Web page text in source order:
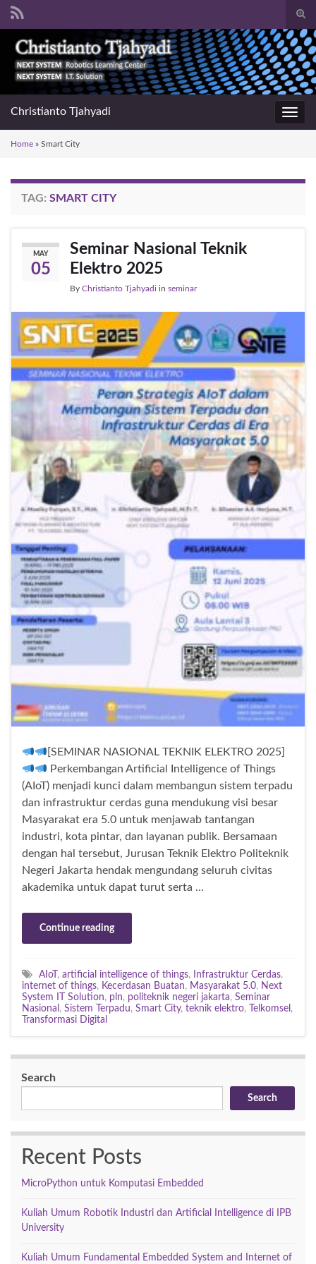
form
Search for:
Christianto Tjahyadi
Home » Smart City
TAG: SMART CITY
MAY
05
Seminar Nasional Teknik
Elektro 2025
By Christianto Tjahyadi in seminar
[SEMINAR NASIONAL TEKNIK ELEKTRO 2025]
Perkembangan Artificial Intelligence of Things
(AIoT) menjadi kunci dalam membangun sistem terpadu
dan infrastruktur cerdas guna mendukung visi besar
Masyarakat era 5.0 untuk menjawab tantangan
industri, kota pintar, dan layanan publik. Bersamaan
dengan hal tersebut, Jurusan Teknik Elektro Politeknik
Negeri Jakarta hendak mengundang seluruh civitas
akademika untuk dapat turut serta …
Continue reading
AIoT , artificial intelligence of things, Infrastruktur Cerdas,
internet of things, Kecerdasan Buatan, Masyarakat 5.0, Next
System IT Solution, pln, politeknik negeri jakarta, Seminar
Nasional , Sistem Terpadu, Smart City, teknik elektro, Telkomsel ,
Transformasi Digital
Search
Search
Recent Posts
MicroPython untuk Komputasi Embedded
Kuliah Umum Robotik Industri dan Artificial Intelligence di IPB
University
Kuliah Umum Fundamental Embedded System and Internet of